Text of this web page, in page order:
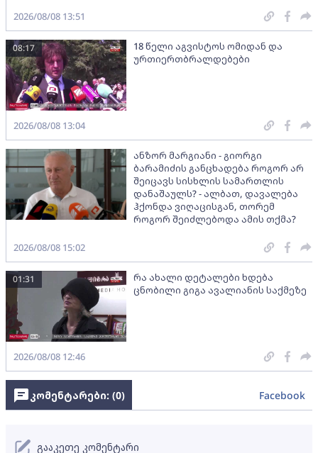
2026/08/08 13:51
18 წელი აგვისტოს ომიდან და
ურთიერთბრალდებები
08:17
2026/08/08 13:04
ანზორ მარგიანი - გიორგი
ბარამიძის განცხადება როგორ არ
შეიცავს სისხლის სამართლის
დანაშაულს? - ალბათ, დავალება
ჰქონდა ვიღაცისგან, თორემ
როგორ შეიძლებოდა ამის თქმა?
2026/08/08 15:02
რა ახალი დეტალები ხდება
ცნობილი გიგა ავალიანის საქმეზე
01:31
2026/08/08 12:46
კომენტარები: (0) Facebook
გააკეთე კომენტარი